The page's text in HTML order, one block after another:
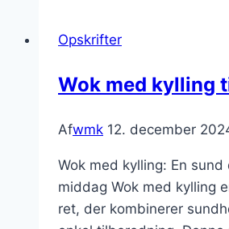
farverig
Opskrifter
Wok med kylling
Afwmk 12. december
Wok med kylling: En
middag Wok med kylling
ret, der kombinerer